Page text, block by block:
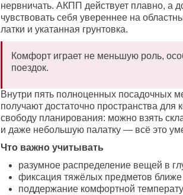
нервничать. АКПП действует плавно, а
чувствовать себя увереннее на
латки и укатанная грунтовка.
Комфорт играет не меньшую роль,
поездок.
Внутри пять полноценных посадочных
получают достаточно пространства для
свободу планирования: можно взять
и даже небольшую палатку — всё это
Что важно учитывать
разумное распределение вещей в
фиксация тяжёлых предметов ближе
поддержание комфортной